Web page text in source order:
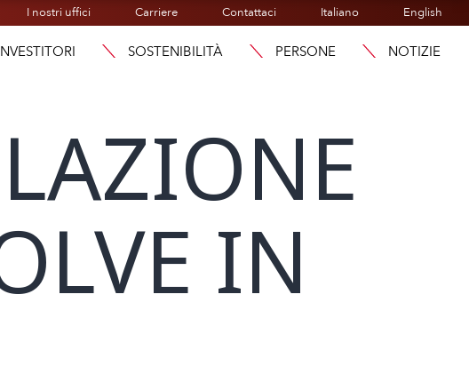
I nostri uffici Carriere Contattaci Italiano English
SOSTENIBILITÀ PERSONE NOTIZIE
IN